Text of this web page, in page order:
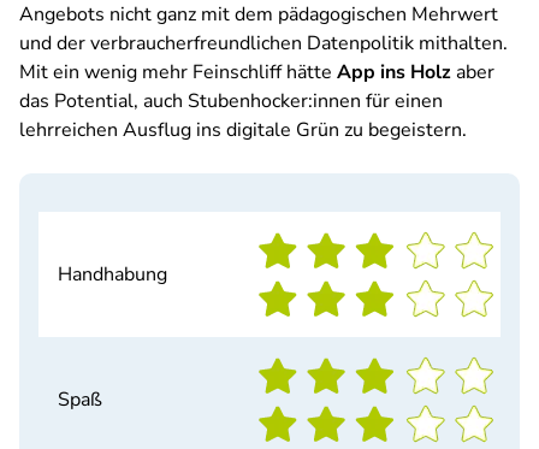
Angebots nicht ganz mit dem pädagogischen Mehrwert
und der verbraucherfreundlichen Datenpolitik mithalten.
Mit ein wenig mehr Feinschliff hätte App ins Holzaber
das Potential, auch Stubenhocker:innen für einen
lehrreichen Ausflug ins digitale Grün zu begeistern.
Handhabung
Spaß